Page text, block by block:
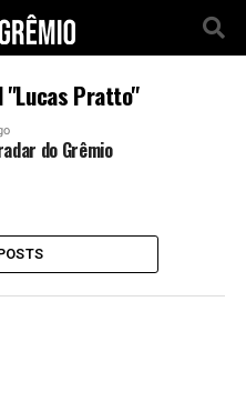
Pratto"
do Grêmio